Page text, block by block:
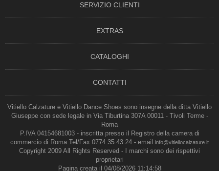
SERVIZIO CLIENTI
EXTRAS
CATALOGHI
CONTATTI
Vitiello Calzature e Vitiello Dance Shoes sono insegne della ditta Vitiello
Giuseppe con sede legale in Via Tiburtina 307A 00011 - Tivoli Terme -
Roma
P.IVA 04154681003 - inscritta presso il Registro della camera di
commercio di Roma Tel/Fax 0774 35.43.24 - email
info@vitiellocalzature.it
Copyright 2009 All Rights Reserved - I marchi sono dei rispettivi
proprietari
Pagina creata il 04/08/2026 11:14:58